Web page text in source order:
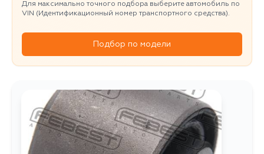
Для максимально точного подбора выберите автомобиль по
VIN (Идентификационный номер транспортного средства).
Подбор по модели